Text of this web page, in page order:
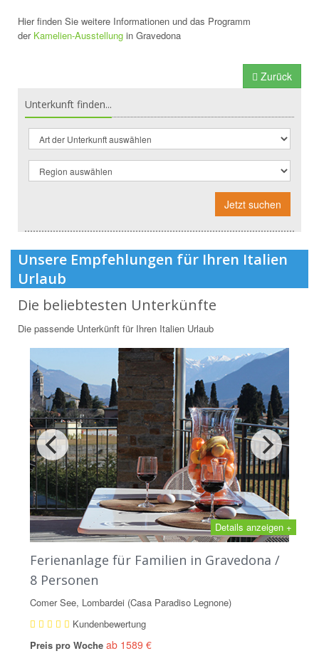
Hier finden Sie weitere Informationen und das Programm
der Kamelien-Ausstellung in Gravedona
Zurück
Unterkunft finden...
Jetzt suchen
Unsere Empfehlungen für Ihren Italien
Urlaub
Die beliebtesten Unterkünfte
Die passende Unterkünft für Ihren Italien Urlaub
Details anzeigen +
Ferienanlage für Familien in Gravedona /
8 Personen
Comer See, Lombardei (Casa Paradiso Legnone)
Kundenbewertung
Preis pro Woche ab 1589 €